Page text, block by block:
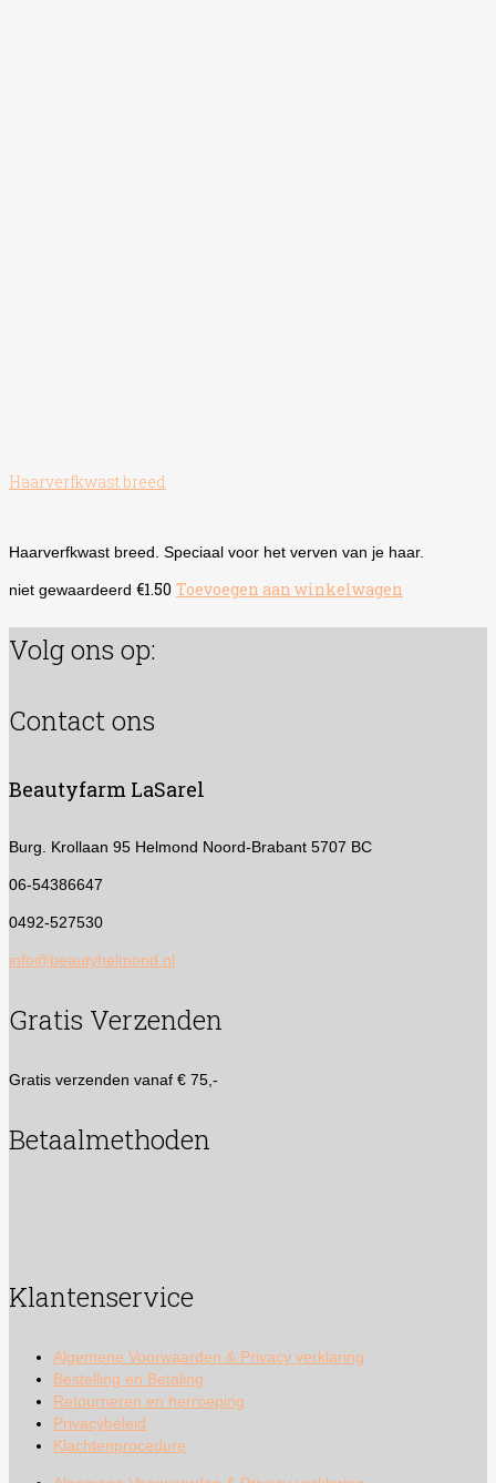
Haarverfkwast breed
Haarverfkwast breed. Speciaal voor het verven van je haar.
niet gewaardeerd €1.50 Toevoegen aan winkelwagen
Volg ons op:
Contact ons
Beautyfarm LaSarel
Burg. Krollaan 95 Helmond Noord-Brabant 5707 BC
06-54386647
0492-527530
info@beautyhelmond.nl
Gratis Verzenden
Gratis verzenden vanaf € 75,-
Betaalmethoden
Klantenservice
Algemene Voorwaarden & Privacy verklaring
Bestelling en Betaling
Retourneren en herroeping
Privacybeleid
Klachtenprocedure